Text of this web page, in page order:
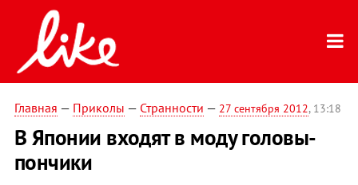
Главная — Приколы — Странности — 27 сентября 2012, 13:18
В Японии входят в моду головы-
пончики